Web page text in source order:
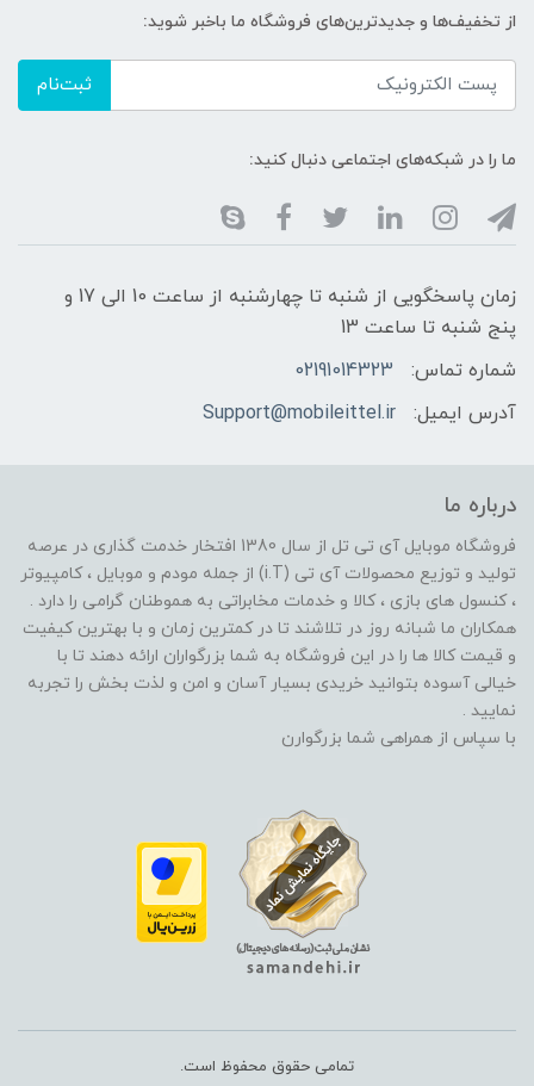
از تخفیف‌ها و جدیدترین‌های فروشگاه ما باخبر شوید:
ثبت‌نام
ما را در شبکه‌های اجتماعی دنبال کنید:
زمان پاسخگویی از شنبه تا چهارشنبه از ساعت 10 الی 17 و
پنج شنبه تا ساعت 13
شماره تماس:
02191014323
آدرس ایمیل:
Support@mobileittel.ir
درباره ما
فروشگاه موبایل آی تی تل از سال 1380 افتخار خدمت گذاری در عرصه
تولید و توزیع محصولات آی تی (i.T) از جمله مودم و موبایل ، کامپیوتر
، کنسول های بازی ، کالا و خدمات مخابراتی به هموطنان گرامی را دارد .
همکاران ما شبانه روز در تلاشند تا در کمترین زمان و با بهترین کیفیت
و قیمت کالا ها را در این فروشگاه به شما بزرگواران ارائه دهند تا با
خیالی آسوده بتوانید خریدی بسیار آسان و امن و لذت بخش را تجربه
نمایید .
با سپاس از همراهی شما بزرگوارن
تمامی حقوق محفوظ است.